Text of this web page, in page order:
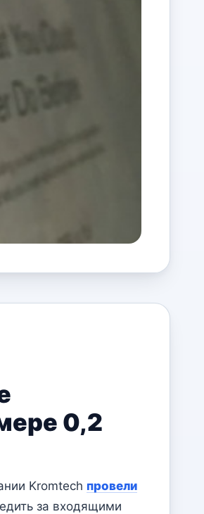
0,2
Kromtech провели
за входящими